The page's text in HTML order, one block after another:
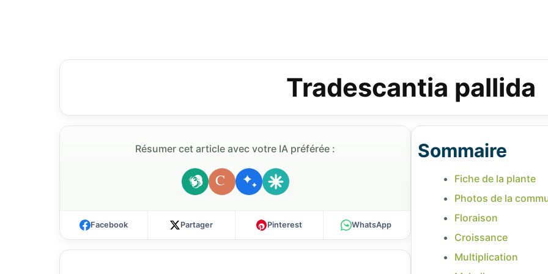
Tradescantia pallida
Résumer cet article avec votre IA préférée :
C
Facebook Partager Pinterest WhatsApp
Sommaire
Fiche de la plante
Photos de la
Floraison
Croissance
Multiplication